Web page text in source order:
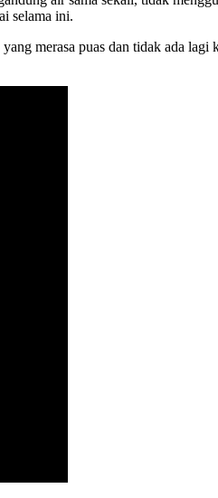
selama ini.
merasa puas dan tidak ada lagi